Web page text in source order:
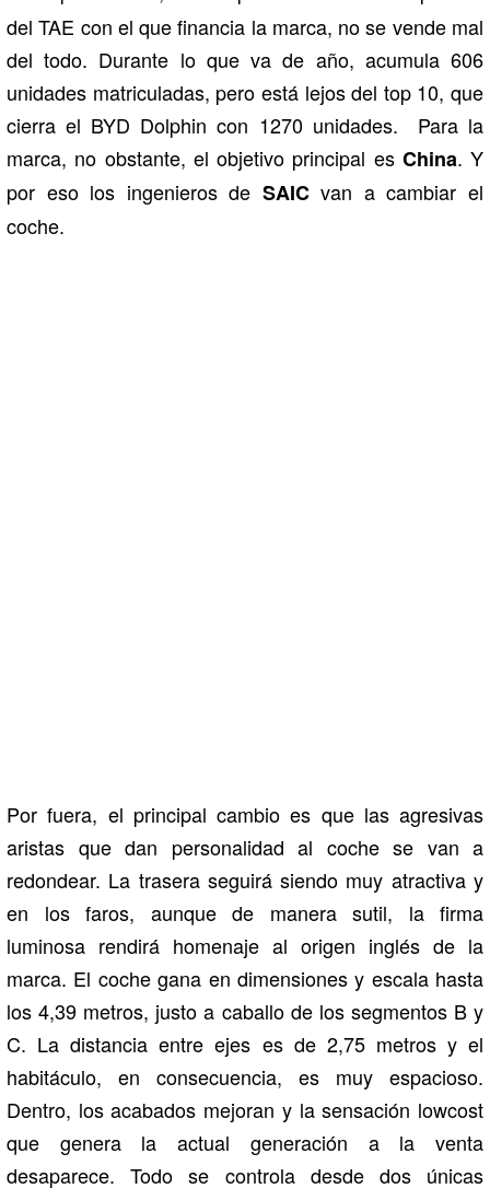
del TAE con el que financia la marca, no se vende mal
del todo. Durante lo que va de año, acumula 606
unidades matriculadas, pero está lejos del top 10, que
cierra el BYD Dolphin con 1270 unidades. Para la
marca, no obstante, el objetivo principal es China. Y
por eso los ingenieros de SAICvan a cambiar el
coche.
Por fuera, el principal cambio es que las agresivas
aristas que dan personalidad al coche se van a
redondear. La trasera seguirá siendo muy atractiva y
en los faros, aunque de manera sutil, la firma
luminosa rendirá homenaje al origen inglés de la
marca. El coche gana en dimensiones y escala hasta
los 4,39 metros, justo a caballo de los segmentos B y
C. La distancia entre ejes es de 2,75 metros y el
habitáculo, en consecuencia, es muy espacioso.
Dentro, los acabados mejoran y la sensación lowcost
que genera la actual generación a la venta
desaparece. Todo se controla desde dos únicas